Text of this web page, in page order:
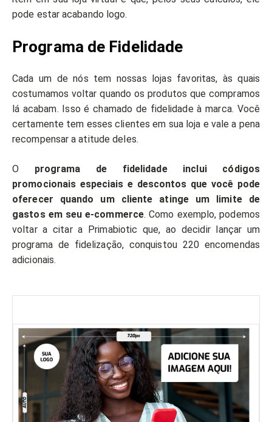
pode estar acabando logo.
Programa de Fidelidade
Cada um de nós tem nossas lojas favoritas, às quais
costumamos voltar quando os produtos que compramos
lá acabam. Isso é chamado de fidelidade à marca. Você
certamente tem esses clientes em sua loja e vale a pena
recompensar a atitude deles.
O programa de fidelidade inclui códigos
promocionais especiais e descontos que você pode
oferecer quando um cliente atinge um limite de
gastos em seu e-commerce. Como exemplo, podemos
voltar a citar a Primabiotic que, ao decidir lançar um
programa de fidelização, conquistou 220 encomendas
adicionais.